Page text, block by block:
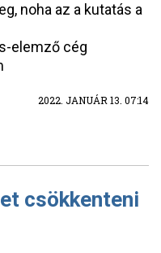
noha az a kutatás a
elemző cég
2022. JANUÁR 13. 07:14
csökkenteni